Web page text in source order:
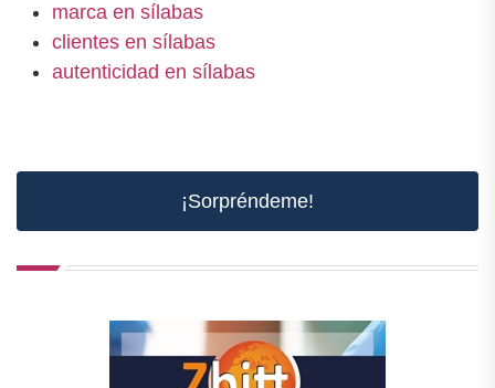
marca en sílabas
clientes en sílabas
autenticidad en sílabas
¡Sorpréndeme!